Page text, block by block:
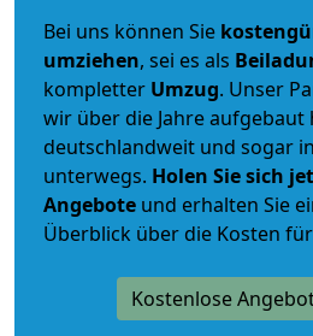
Bei uns können Sie
umziehen, sei es als
kompletter Umzug. Unser
wir über die Jahre aufgebaut
deutschlandweit und sogar
unterwegs. Holen Sie sich
Angebote und erhalten Sie
Überblick über die Kosten
Kostenlose